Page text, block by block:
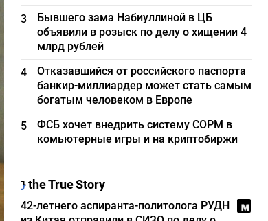
3
Бывшего зама Набиуллиной в ЦБ
объявили в розыск по делу о хищении 4
млрд рублей
4
Отказавшийся от российского паспорта
банкир-миллиардер может стать самым
богатым человеком в Европе
5
ФСБ хочет внедрить систему СОРМ в
комьютерные игры и на криптобиржи